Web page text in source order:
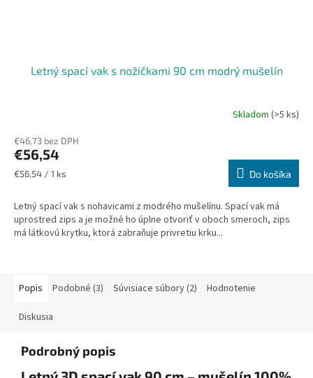
Letný spací vak s nožičkami 90 cm modrý mušelín
Skladom (>5 ks)
€46,73 bez DPH
€56,54
Jednotková
€56,54 / 1 ks Do košíka
Letný spací vak s nohavicami z modrého mušelínu. Spací vak má
uprostred zips a je možné ho úplne otvoriť v oboch smeroch, zips
má látkovú krytku, ktorá zabraňuje privretiu krku...
Popis Podobné (3) Súvisiace súbory (2) Hodnotenie
Diskusia
Podrobný popis